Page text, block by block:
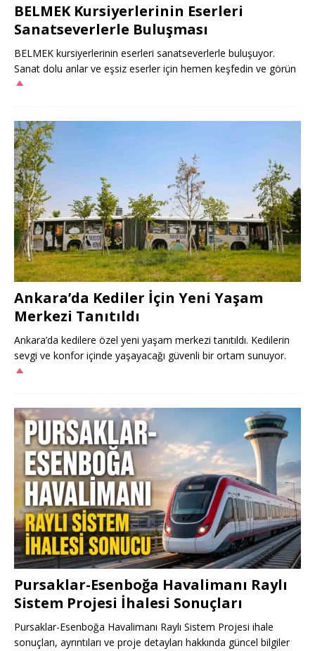
BELMEK Kursiyerlerinin Eserleri
Sanatseverlerle Buluşması
BELMEK kursiyerlerinin eserleri sanatseverlerle buluşuyor.
Sanat dolu anlar ve eşsiz eserler için hemen keşfedin ve görün
Ankara’da Kediler İçin Yeni Yaşam
Merkezi Tanıtıldı
Ankara’da kedilere özel yeni yaşam merkezi tanıtıldı. Kedilerin
sevgi ve konfor içinde yaşayacağı güvenli bir ortam sunuyor.
Pursaklar-Esenboğa Havalimanı Raylı
Sistem Projesi İhalesi Sonuçları
Pursaklar-Esenboğa Havalimanı Raylı Sistem Projesi ihale
sonuçları, ayrıntıları ve proje detayları hakkında güncel bilgiler